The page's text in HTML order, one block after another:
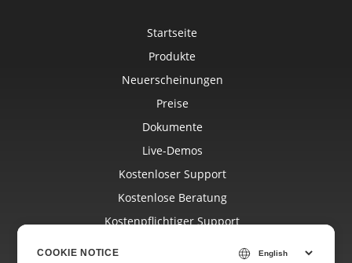
Startseite
Produkte
Neuerscheinungen
Preise
Dokumente
Live-Demos
Kostenloser Support
Kostenlose Beratung
Kostenpflichtiger Support
COOKIE NOTICE